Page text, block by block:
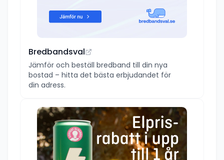
Bredbandsval
Jämför och beställ bredband till din nya
bostad – hitta det bästa erbjudandet för
din adress.